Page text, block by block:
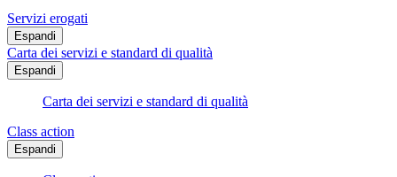
Servizi erogati
Espandi
Carta dei servizi e standard di qualità
Espandi
Carta dei servizi e standard di qualità
Class action
Espandi